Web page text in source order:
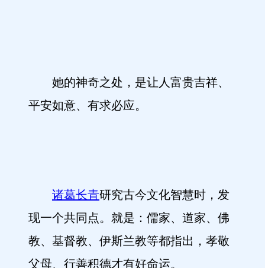
她的神奇之处，是让人富贵吉祥、
平安如意、有求必应。
诸葛长青研究古今文化智慧时，发
现一个共同点。就是：儒家、道家、佛
教、基督教、伊斯兰教等都指出，孝敬
父母、行善积德才有好命运。